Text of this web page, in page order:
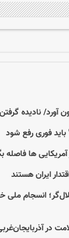
آورد/ نادیده
فوری رفع شود
ها فاصله
ایران هستند
انسجام
در